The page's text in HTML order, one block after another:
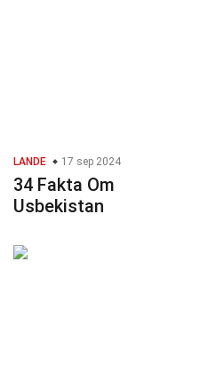
LANDE 17 sep 2024
34 Fakta Om
Usbekistan